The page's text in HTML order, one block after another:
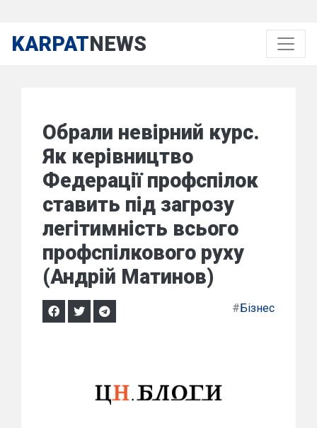
KARPATNEWS
Обрали невірний курс.
Як керівництво
Федерації профспілок
ставить під загрозу
легітимність всього
профспілкового руху
(Андрій Матинов)
#Бізнес